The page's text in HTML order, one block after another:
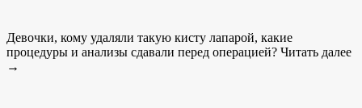
Девочки, кому удаляли такую кисту лапарой, какие
процедуры и анализы сдавали перед операцией? Читать далее
→